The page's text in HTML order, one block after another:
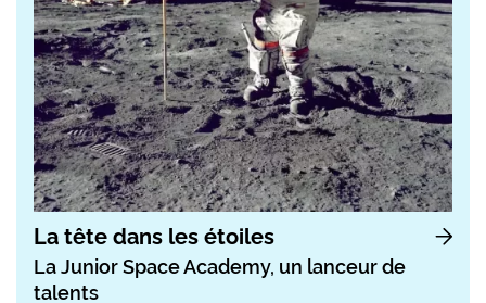
La tête dans les étoiles
La Junior Space Academy, un lanceur de
talents